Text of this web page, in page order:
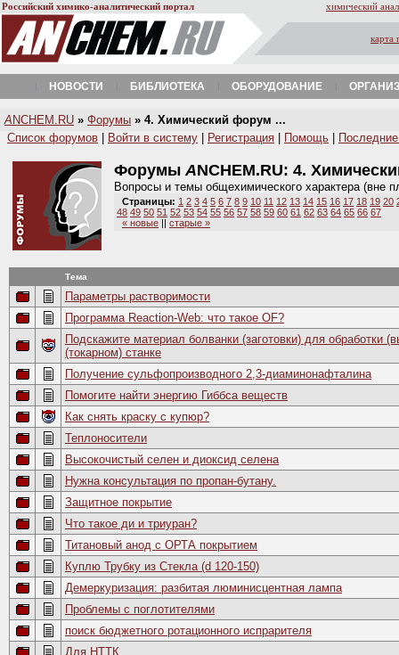
Российский химико-аналитический портал химический
карта
НОВОСТИ БИБЛИОТЕКА ОБОРУДОВАНИЕ
A NCHEM.RU » Форумы » 4. Химический форум ...
Список форумов
Войти в систему Регистрация Помощь
ФорумыANCHEM.RU: 4.
Вопросы и темы общехимического характера (вне
Страницы: 1 2 3 4 5 6 7 8 9 10 11 12 13 14 15 16 17 18 19 20
48 49 50 51 52 53 54 55 56 57 58 59 60 61 62 63 64 65 66 67
« новые || старые »
Тема
Параметры растворимости
Программа Reaction-Web: что такое OF?
Подскажите материал болванки (заготовки) для обработки
(токарном) станке
Получение сульфопроизводного 2,3-диаминонафталина
Помогите найти энергию Гиббса веществ
Как снять краску с купюр?
Теплоносители
Высокочистый селен и диоксид селена
Нужна консультация по пропан-бутану.
Защитное покрытие
Что такое ди и триуран?
Титановый анод с ОРТА покрытием
Куплю Трубку из Стекла (d 120-150)
Демеркуризация: разбитая люминисцентная лампа
Проблемы с поглотителями
поиск бюджетного ротационного испрарителя
Для НТТК